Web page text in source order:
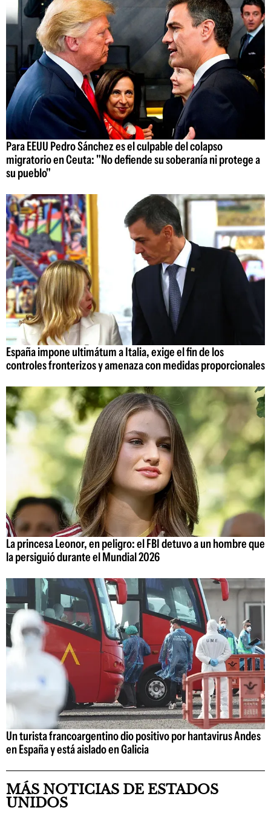
Para EEUU Pedro Sánchez es el culpable del colapso
migratorio en Ceuta: "No defiende su soberanía ni protege a
su pueblo"
España impone ultimátum a Italia, exige el fin de los
controles fronterizos y amenaza con medidas proporcionales
La princesa Leonor, en peligro: el FBI detuvo a un hombre que
la persiguió durante el Mundial 2026
Un turista francoargentino dio positivo por hantavirus Andes
en España y está aislado en Galicia
MÁS NOTICIAS DE ESTADOS
UNIDOS